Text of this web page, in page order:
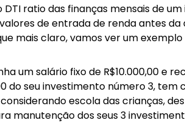
ratio das finanças mensais de
de entrada de renda antes
mais claro, vamos ver um
um salário fixo de R$10.000,00 e
do seu investimento número 3,
escola das crianças,
manutenção dos seus 3